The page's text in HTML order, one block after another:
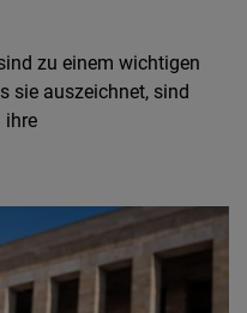
zu einem wichtigen
sie auszeichnet, sind
ihre